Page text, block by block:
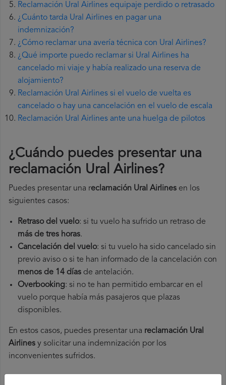
Reclamación Ural Airlines equipaje perdido o retrasado
¿Cuánto tarda Ural Airlines en pagar una
indemnización?
¿Cómo reclamar una avería técnica con Ural Airlines?
¿Qué importe puedo reclamar si Ural Airlines ha
cancelado mi viaje y había realizado una reserva de
alojamiento?
Reclamación Ural Airlines si el vuelo de vuelta es
cancelado o hay una cancelación en el vuelo de escala
Reclamación Ural Airlines ante una huelga de pilotos
¿Cuándo puedes presentar una
reclamación Ural Airlines?
Puedes presentar una reclamación Ural Airlines en los
siguientes casos:
Retraso del vuelo: si tu vuelo ha sufrido un retraso de
más de tres horas.
Cancelación del vuelo: si tu vuelo ha sido cancelado sin
previo aviso o si te han informado de la cancelación con
menos de 14 días de antelación.
Overbooking: si no te han permitido embarcar en el
vuelo porque había más pasajeros que plazas
disponibles.
En estos casos, puedes presentar una reclamación Ural
Airlines​ y solicitar una indemnización por los
inconvenientes sufridos.